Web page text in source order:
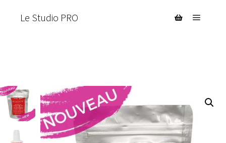
Le Studio PRO